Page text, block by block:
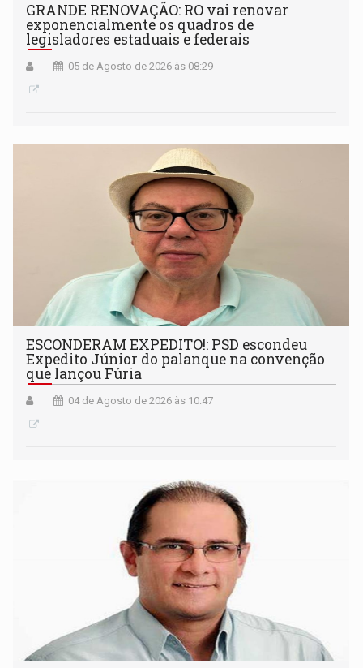
GRANDE RENOVAÇÃO: RO vai renovar
exponencialmente os quadros de
legisladores estaduais e federais
05 de Agosto de 2026 às 08:29
ESCONDERAM EXPEDITO!: PSD escondeu
Expedito Júnior do palanque na convenção
que lançou Fúria
04 de Agosto de 2026 às 10:47